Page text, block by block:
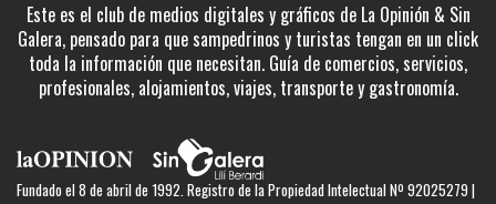
Este es el club de medios digitales y gráficos de La Opinión & Sin
Galera, pensado para que sampedrinos y turistas tengan en un click
toda la información que necesitan. Guía de comercios, servicios,
profesionales, alojamientos, viajes, transporte y gastronomía.
Fundado el 8 de abril de 1992. Registro de la Propiedad Intelectual Nº 92025279 |